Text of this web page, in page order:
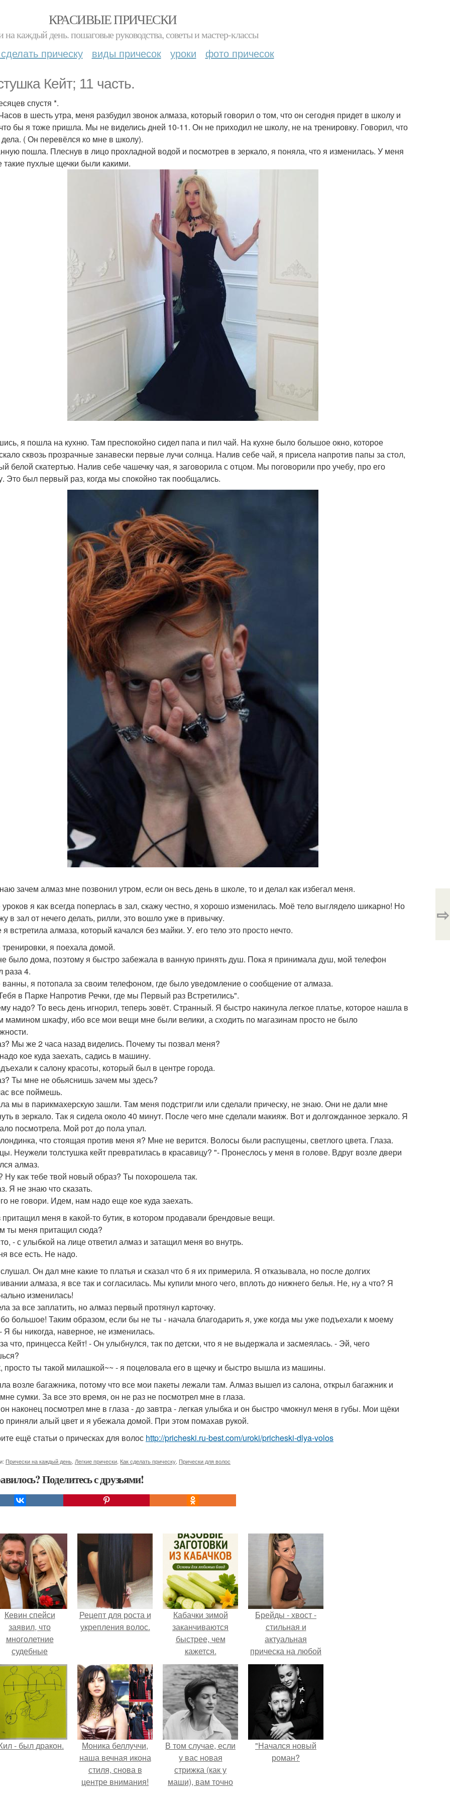
КРАСИВЫЕ ПРИЧЕСКИ
на каждый день. пошаговые руководства, советы и мастер-классы
прическу виды причесок уроки фото причесок
Кейт; 11 часть.
спустя *.
в шесть утра, меня разбудил звонок алмаза, который говорил о том, что он сегодня придет в школу и
бы я тоже пришла. Мы не виделись дней 10-11. Он не приходил не школу, не на тренировку. Говорил, что
дела. ( Он перевёлся ко мне в школу).
пошла. Плеснув в лицо прохладной водой и посмотрев в зеркало, я поняла, что я изменилась. У меня
такие пухлые щечки были какими.
я пошла на кухню. Там преспокойно сидел папа и пил чай. На кухне было большое окно, которое
сквозь прозрачные занавески первые лучи солнца. Налив себе чай, я присела напротив папы за стол,
белой скатертью. Налив себе чашечку чая, я заговорила с отцом. Мы поговорили про учебу, про его
Это был первый раз, когда мы спокойно так пообщались.
зачем алмаз мне позвонил утром, если он весь день в школе, то и делал как избегал меня.
я как всегда поперлась в зал, скажу честно, я хорошо изменилась. Моё тело выглядело шикарно! Но
в зал от нечего делать, рилли, это вошло уже в привычку.
я встретила алмаза, который качался без майки. У. его тело это просто нечто.
я поехала домой.
было дома, поэтому я быстро забежала в ванную принять душ. Пока я принимала душ, мой телефон
раза 4.
я потопала за своим телефоном, где было уведомление о сообщение от алмаза.
в Парке Напротив Речки, где мы Первый раз Встретились".
надо? То весь день игнорил, теперь зовёт. Странный. Я быстро накинула легкое платье, которое нашла в
мамином шкафу, ибо все мои вещи мне были велики, а сходить по магазинам просто не было
Мы же 2 часа назад виделись. Почему ты позвал меня?
кое куда заехать, садись в машину.
к салону красоты, который был в центре города.
Ты мне не обьяснишь зачем мы здесь?
все поймешь.
мы в парикмахерскую зашли. Там меня подстригли или сделали прическу, не знаю. Они не дали мне
в зеркало. Так я сидела около 40 минут. После чего мне сделали макияж. Вот и долгожданное зеркало. Я
посмотрела. Мой рот до пола упал.
что стоящая против меня я? Мне не верится. Волосы были распущены, светлого цвета. Глаза.
Неужели толстушка кейт превратилась в красавицу? "- Пронеслось у меня в голове. Вдруг возле двери
алмаз.
Ну как тебе твой новый образ? Ты похорошела так.
Я не знаю что сказать.
не говори. Идем, нам надо еще кое куда заехать.
меня в какой-то бутик, в котором продавали брендовые вещи.
ты меня притащил сюда?
- с улыбкой на лице ответил алмаз и затащил меня во внутрь.
все есть. Не надо.
Он дал мне какие то платья и сказал что б я их примерила. Я отказывала, но после долгих
алмаза, я все так и согласилась. Мы купили много чего, вплоть до нижнего белья. Не, ну а что? Я
изменилась!
за все заплатить, но алмаз первый протянул карточку.
большое! Таким образом, если бы не ты - начала благодарить я, уже когда мы уже подъехали к моему
Я бы никогда, наверное, не изменилась.
что, принцесса Кейт! - Он улыбнулся, так по детски, что я не выдержала и засмеялась. - Эй, чего
просто ты такой милашкой~~ - я поцеловала его в щечку и быстро вышла из машины.
возле багажника, потому что все мои пакеты лежали там. Алмаз вышел из салона, открыл багажник и
сумки. За все это время, он не раз не посмотрел мне в глаза.
наконец посмотрел мне в глаза - до завтра - легкая улыбка и он быстро чмокнул меня в губы. Мои щёки
приняли алый цвет и я убежала домой. При этом помахав рукой.
ещё статьи о прическах для волос http://pricheski.ru-best.com/uroki/pricheski-dlya-volos
Прически на каждый день Легкие прически Как сделать прическу Прически для волос
Поделитесь с друзьями!
⇨
Кевин спейси
заявил, что
многолетние
судебные
практически
уничтожили его
состояние.
Рецепт для роста и
укрепления волос.
Кабачки зимой
заканчиваются
быстрее, чем
кажется.
Брейды - хвост -
стильная и
актуальная
прическа на любой
случай.
- был дракон.
Моника беллуччи,
наша вечная икона
стиля, снова в
центре внимания!
В том случае, если
у вас новая
стрижка (как у
маши), вам точно
"Начался новый
роман?